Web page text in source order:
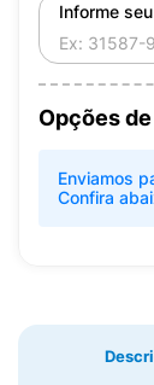
Informe
Opções
Enviamos
Confira